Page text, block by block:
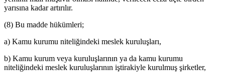
yarısına kadar artırılır.
(8) Bu madde hükümleri;
a) Kamu kurumu niteliğindeki meslek kuruluşları,
b) Kamu kurum veya kuruluşlarının ya da kamu kurumu
niteliğindeki meslek kuruluşlarının iştirakiyle kurulmuş şirketler,